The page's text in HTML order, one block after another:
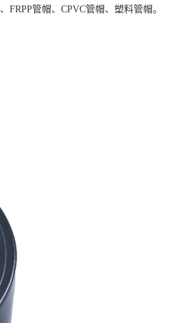
管帽、CPVC管帽、塑料管帽。